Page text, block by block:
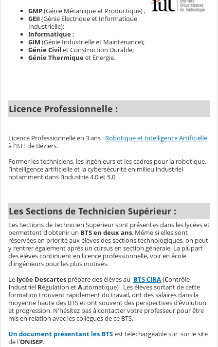
GMP(Génie Mécanique et Productique) ;
GEII(Génie Electrique et Informatique
Industrielle);
Informatique;
GIM (Génie Industrielle et Maintenance);
Génie Civil et Construction Durable;
Génie Thermiqueet Energie.
Licence Professionnelle :
Licence Professionnelle en 3 ans : Robotique et Intelligence Artificielle
à l'IUT de Béziers.
Former les techniciens, les ingénieurs et les cadres pour la robotique,
l’intelligence artificielle et la cybersécurité en milieu industriel
notamment dans l’industrie 4.0 et 5.0
Les Sections de Technicien Supérieur :
Les Sections de Technicien Supérieur sont présentes dans les lycées et
permettent d'obtenir un BTS en deux ans. Même si elles sont
réservées en priorité aux élèves des sections technologiques, on peut
y rentrer également après un cursus en section générale. La plupart
des élèves continuent en licence professionnelle, voir en école
d'ingénieurs pour les plus motivés.
Le lycée Descartes prépare des élèves au BTS CIRA(Contrôle
Industriel Régulation etAutomatique) . Les élèves sortant de cette
formation trouvent rapidement du travail, ont des salaires dans la
moyenne haute des BTS et ont souvent des perspectives d'évolution
et progression. N'hésitez pas à contacter votre professeur pour être
mis en relation avec les collègues de ce BTS.
Un document présentant les BTSest téléchargeable sur sur le site
de l'ONISEP.